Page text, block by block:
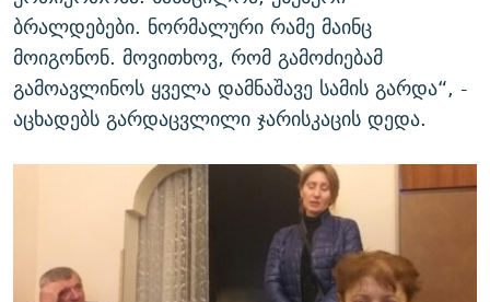
ბრალდებები. ნორმალური რამე მაინც
მოიგონონ. მოვითხოვ, რომ გამოძიებამ
გამოავლინოს ყველა დამნაშავე სამის გარდა“, -
აცხადებს გარდაცვლილი ჯარისკაცის დედა.